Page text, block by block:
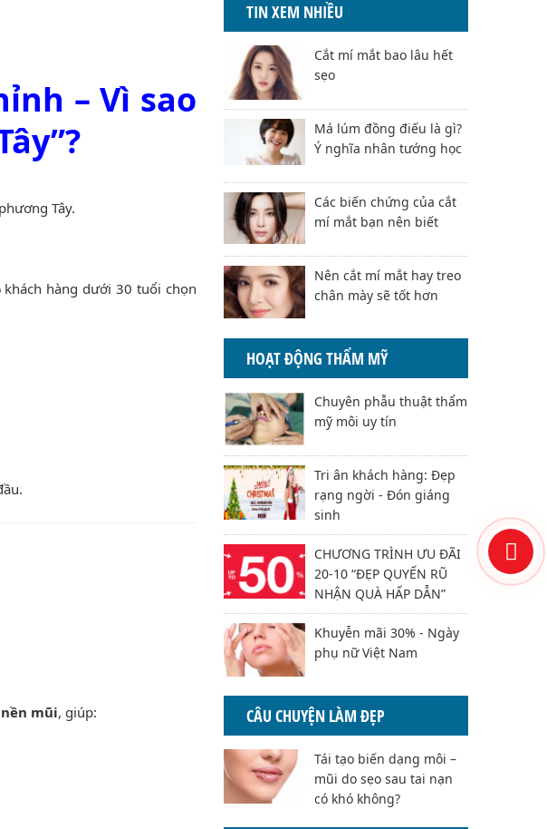
– Vì sao
Tây.
khách hàng dưới 30 tuổi chọn
mũi, giúp:
TIN XEM NHIỀU
Cắt mí mắt bao lâu hết
sẹo
Má lúm đồng điếu là gì?
Ý nghĩa nhân tướng học
Các biến chứng của cắt
mí mắt bạn nên biết
Nên cắt mí mắt hay treo
chân mày sẽ tốt hơn
HOẠT ĐỘNG THẨM MỸ
Chuyên phẫu thuật thẩm
mỹ môi uy tín
Tri ân khách hàng: Đẹp
rạng ngời - Đón giáng
sinh
CHƯƠNG TRÌNH ƯU ĐÃI
20-10 “ĐẸP QUYẾN RŨ
NHẬN QUÀ HẤP DẪN”
Khuyễn mãi 30% - Ngày
phụ nữ Việt Nam
CÂU CHUYỆN LÀM ĐẸP
Tái tạo biến dạng môi –
mũi do sẹo sau tai nạn
có khó không?